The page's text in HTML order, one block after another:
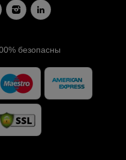
безопасны